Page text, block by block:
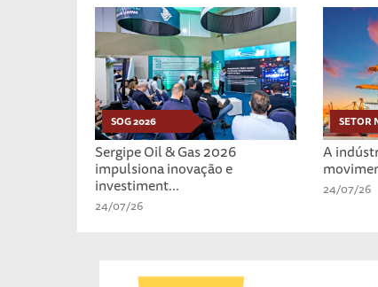
SOG 2026
Sergipe Oil & Gas 2026
impulsiona inovação e
investiment...
24/07/26
SETOR
A
24/07/26